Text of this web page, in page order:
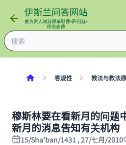
客观性 教法与教法
穆斯林要在看新月的问题
新月的消息告知有关机构
15/Sha'ban/1431 , 27/七月/2010